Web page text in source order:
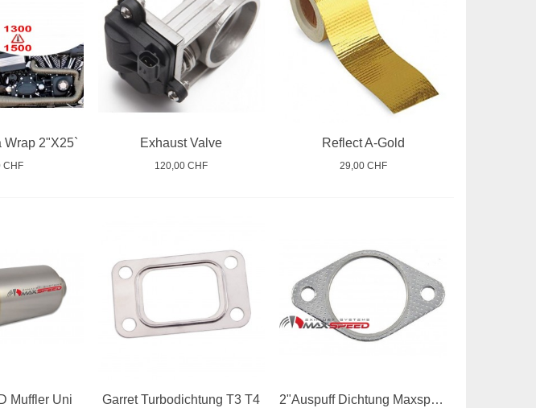
Wrap 2"X25`
CHF
Exhaust Valve
120,00 CHF
Reflect A-Gold
29,00 CHF
Muffler Uni Garret Turbodichtung T3 T4 2"Auspuff Dichtung Maxspeed